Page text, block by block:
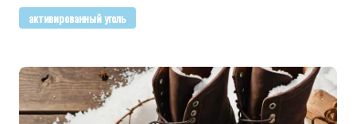
активированный уголь